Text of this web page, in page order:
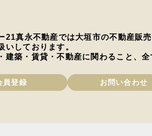
21真永不動産では大垣市の不動産販
いしております。
建築・賃貸・不動産に関わること、
員登録 お問い合わせ